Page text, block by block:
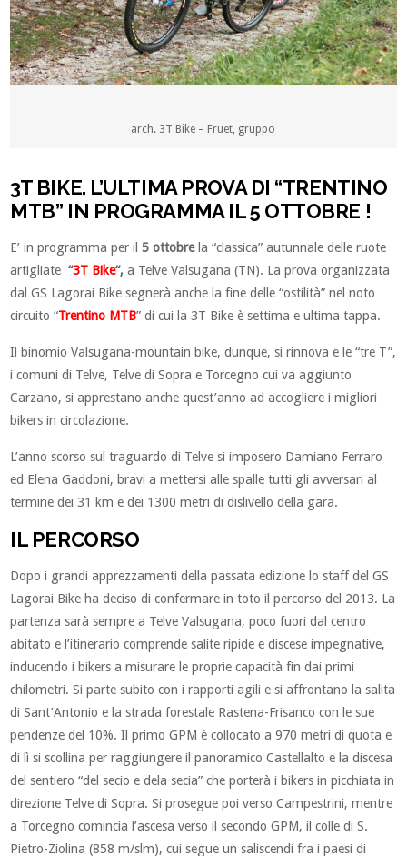
arch. 3T Bike – Fruet, gruppo
3T BIKE. L’ULTIMA PROVA DI “TRENTINO
MTB” IN PROGRAMMA IL 5 OTTOBRE !
E’ in programma per il5 ottobrela “classica” autunnale delle ruote
artigliate “3T Bike“, a Telve Valsugana (TN). La prova organizzata
dal GS Lagorai Bike segnerà anche la fine delle “ostilità” nel noto
circuito “Trentino MTB” di cui la 3T Bike è settima e ultima tappa.
Il binomio Valsugana-mountain bike, dunque, si rinnova e le “tre T”,
i comuni di Telve, Telve di Sopra e Torcegno cui va aggiunto
Carzano, si apprestano anche quest’anno ad accogliere i migliori
bikers in circolazione.
L’anno scorso sul traguardo di Telve si imposero Damiano Ferraro
ed Elena Gaddoni, bravi a mettersi alle spalle tutti gli avversari al
termine dei 31 km e dei 1300 metri di dislivello della gara.
IL PERCORSO
Dopo i grandi apprezzamenti della passata edizione lo staff del GS
Lagorai Bike ha deciso di confermare in toto il percorso del 2013. La
partenza sarà sempre a Telve Valsugana, poco fuori dal centro
abitato e l’itinerario comprende salite ripide e discese impegnative,
inducendo i bikers a misurare le proprie capacità fin dai primi
chilometri. Si parte subito con i rapporti agili e si affrontano la salita
di Sant’Antonio e la strada forestale Rastena-Frisanco con le sue
pendenze del 10%. Il primo GPM è collocato a 970 metri di quota e
di lì si scollina per raggiungere il panoramico Castellalto e la discesa
del sentiero “del secio e dela secia” che porterà i bikers in picchiata in
direzione Telve di Sopra. Si prosegue poi verso Campestrini, mentre
a Torcegno comincia l’ascesa verso il secondo GPM, il colle di S.
Pietro-Ziolina (858 m/slm), cui segue un saliscendi fra i paesi di